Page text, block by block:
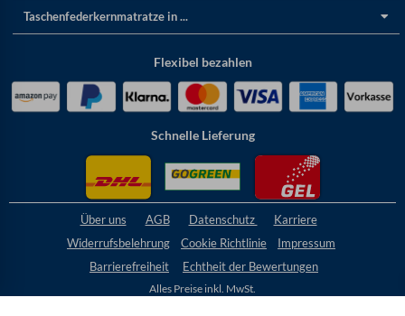
Taschenfederkernmatratze in ...
Flexibel bezahlen
Schnelle Lieferung
Über uns AGB Datenschutz
Karriere
Widerrufsbelehrung
Cookie Richtlinie
Impressum
Barrierefreiheit
Echtheit der Bewertungen
Alles Preise inkl. MwSt.